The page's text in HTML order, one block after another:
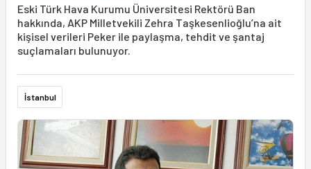
Eski Türk Hava Kurumu Üniversitesi Rektörü Ban
hakkında, AKP Milletvekili Zehra Taşkesenlioğlu’na ait
kişisel verileri Peker ile paylaşma, tehdit ve şantaj
suçlamaları bulunuyor.
İstanbul